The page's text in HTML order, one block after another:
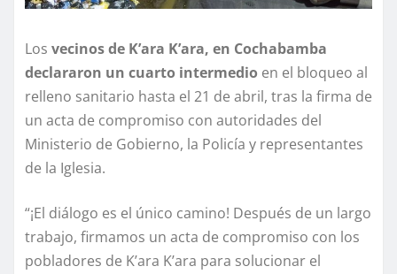
Los vecinos de K’ara K’ara, en Cochabamba
declararon un cuarto intermedio en el bloqueo al
relleno sanitario hasta el 21 de abril, tras la firma de
un acta de compromiso con autoridades del
Ministerio de Gobierno, la Policía y representantes
de la Iglesia.
“¡El diálogo es el único camino! Después de un largo
trabajo, firmamos un acta de compromiso con los
pobladores de K’ara K’ara para solucionar el